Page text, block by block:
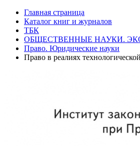
Главная страница
Каталог книг и журналов
ТБК
ОБЩЕСТВЕННЫЕ НАУКИ.
Право. Юридические науки
Право в реалиях